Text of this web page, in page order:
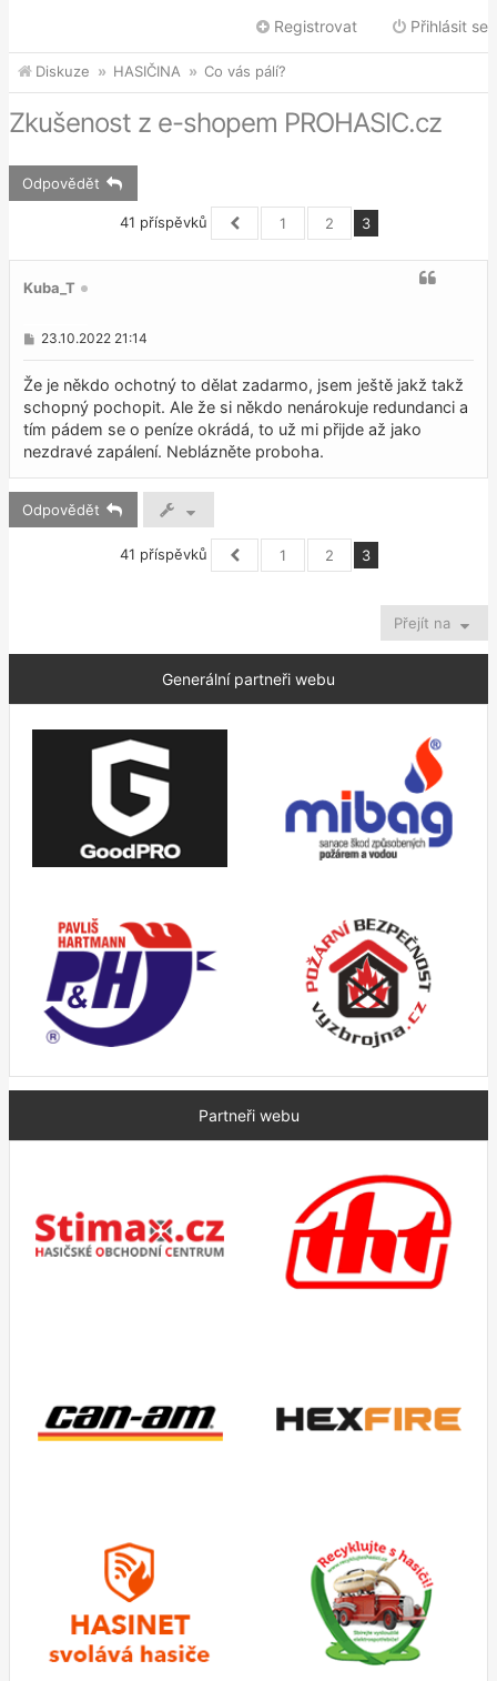
Přihlásit se
Registrovat
Diskuze HASIČINA Co vás pálí?
Zkušenost z e-shopem PROHASIC.cz
Odpovědět
41 příspěvků
Předchozí
1 2 3
Kuba_T
P
s
p
ě
v
e
k
23.10.2022 21:14
Že je někdo ochotný to dělat zadarmo, jsem ještě jakž takž
schopný pochopit. Ale že si někdo nenárokuje redundanci a
tím pádem se o peníze okrádá, to už mi přijde až jako
nezdravé zapálení. Neblázněte proboha.
Odpovědět
41 příspěvků
Předchozí
1 2 3
Přejít na
Generální partneři webu
Partneři webu